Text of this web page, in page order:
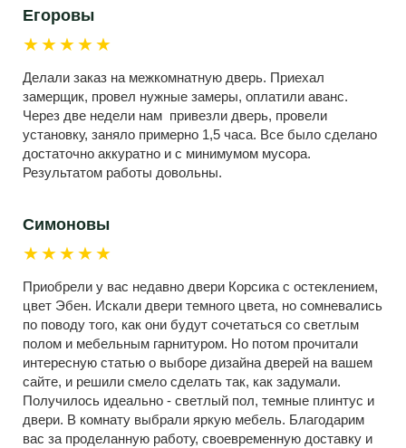
Егоровы
★★★★★
Делали заказ на межкомнатную дверь. Приехал
замерщик, провел нужные замеры, оплатили аванс.
Через две недели нам привезли дверь, провели
установку, заняло примерно 1,5 часа. Все было сделано
достаточно аккуратно и с минимумом мусора.
Результатом работы довольны.
Симоновы
★★★★★
Приобрели у вас недавно двери Корсика с остеклением,
цвет Эбен. Искали двери темного цвета, но сомневались
по поводу того, как они будут сочетаться со светлым
полом и мебельным гарнитуром. Но потом прочитали
интересную статью о выборе дизайна дверей на вашем
сайте, и решили смело сделать так, как задумали.
Получилось идеально - светлый пол, темные плинтус и
двери. В комнату выбрали яркую мебель. Благодарим
вас за проделанную работу, своевременную доставку и